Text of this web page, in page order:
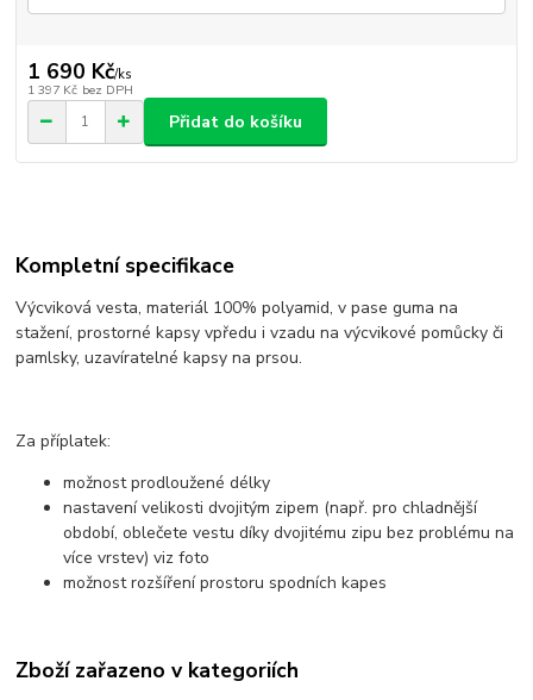
1 690 Kč/ks
1 397 Kč bez DPH
Přidat do košíku
Kompletní specifikace
Výcviková vesta, materiál 100% polyamid, v pase guma na
stažení, prostorné kapsy vpředu i vzadu na výcvikové pomůcky či
pamlsky, uzavíratelné kapsy na prsou.
Za příplatek:
možnost prodloužené délky
nastavení velikosti dvojitým zipem (např. pro chladnější
období, oblečete vestu díky dvojitému zipu bez problému na
více vrstev) viz foto
možnost rozšíření prostoru spodních kapes
Zboží zařazeno v kategoriích